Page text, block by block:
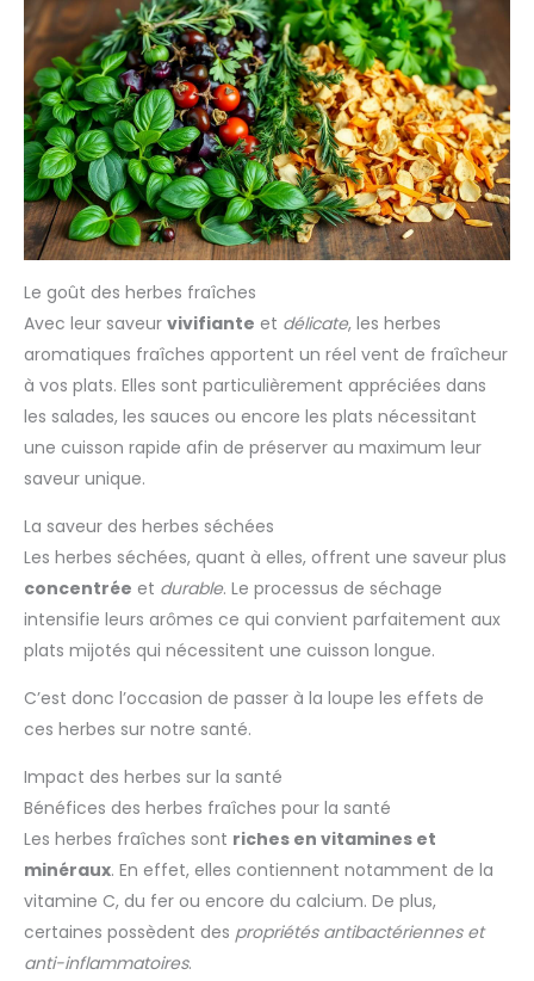
Le goût des herbes fraîches
Avec leur saveur vivifiante et délicate, les herbes
aromatiques fraîches apportent un réel vent de fraîcheur
à vos plats. Elles sont particulièrement appréciées dans
les salades, les sauces ou encore les plats nécessitant
une cuisson rapide afin de préserver au maximum leur
saveur unique.
La saveur des herbes séchées
Les herbes séchées, quant à elles, offrent une saveur plus
concentrée et durable. Le processus de séchage
intensifie leurs arômes ce qui convient parfaitement aux
plats mijotés qui nécessitent une cuisson longue.
C’est donc l’occasion de passer à la loupe les effets de
ces herbes sur notre santé.
Impact des herbes sur la santé
Bénéfices des herbes fraîches pour la santé
Les herbes fraîches sont riches en vitamines et
minéraux. En effet, elles contiennent notamment de la
vitamine C, du fer ou encore du calcium. De plus,
certaines possèdent des propriétés antibactériennes et
anti-inflammatoires.